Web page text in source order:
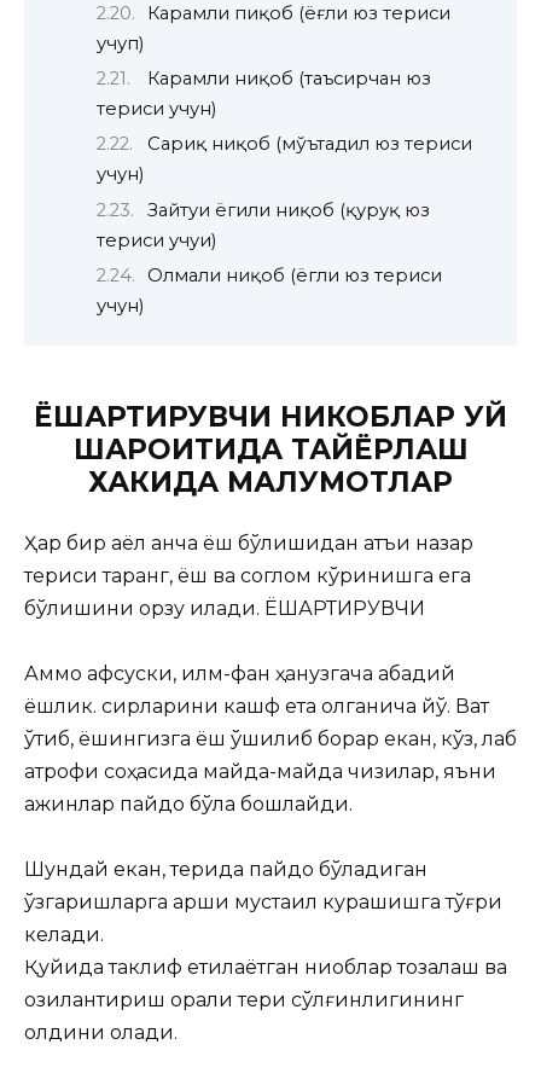
Карамли пиқоб (ёғли юз териси
учуп)
Карамли ниқоб (таъсирчан юз
териси учун)
Сариқ ниқоб (мўътадил юз териси
учун)
Зайтуи ёгили ниқоб (қуруқ юз
териси учуи)
Олмали ниқоб (ёгли юз териси
учун)
ЁШАРТИРУВЧИ НИКОБЛАР УЙ
ШАРОИТИДА ТАЙЁРЛАШ
ХАКИДА МАЛУМОТЛАР
Ҳар бир аёл қанча ёш бўлишидан қатъи назар
териси таранг, ёш ва соглом кўринишга ега
бўлишини орзу қилади. ЁШАРТИРУВЧИ
Аммо афсуски, илм-фан ҳанузгача абадий
ёшлик. сирларини кашф ета олганича йўқ. Вақт
ўтиб, ёшингизга ёш қўшилиб борар екан, кўз, лаб
атрофи соҳасида майда-майда чизиқлар, яъни
ажинлар пайдо бўла бошлайди.
Шундай екан, терида пайдо бўладиган
ўзгаришларга қарши мустақил курашишга тўғри
келади.
Қуйида таклиф етилаётган ниқоблар тозалаш ва
озиқлантириш орқали тери сўлғинлигининг
олдини олади.